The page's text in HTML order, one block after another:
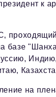
к
базе
на